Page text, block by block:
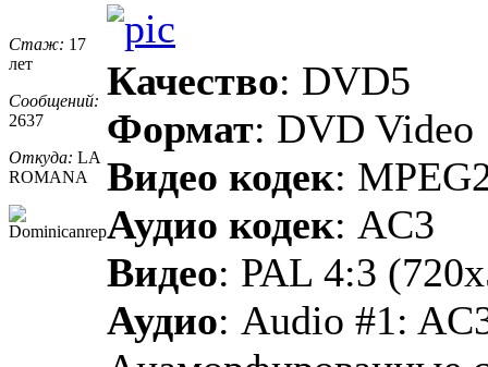
Стаж: 17
лет
Сообщений:
2637
Откуда: LA
ROMANA
Качество: DVD5
Формат: DVD Video
Видео кодек:
Аудио кодек: AC3
Видео: PAL 4:3
Аудио: Audio #1: